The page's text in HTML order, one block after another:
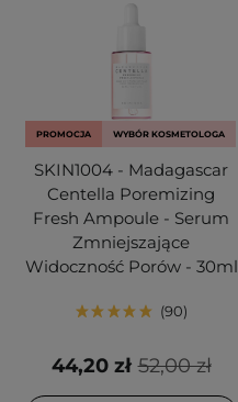
PROMOCJA WYBÓR KOSMETOLOGA
SKIN1004 - Madagascar
Centella Poremizing
Fresh Ampoule - Serum
Zmniejszające
Widoczność Porów - 30ml
90
52,00 zł
44,20 zł